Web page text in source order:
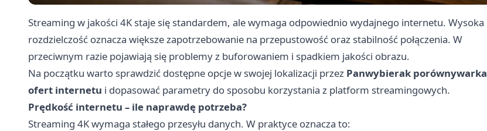
Streaming w jakości 4K staje się standardem, ale wymaga odpowiednio wydajnego internetu. Wysoka
rozdzielczość oznacza większe zapotrzebowanie na przepustowość oraz stabilność połączenia. W
przeciwnym razie pojawiają się problemy z buforowaniem i spadkiem jakości obrazu.
Na początku warto sprawdzić dostępne opcje w swojej lokalizacji przez Panwybierak porównywarka
ofert internetu i dopasować parametry do sposobu korzystania z platform streamingowych.
Prędkość internetu – ile naprawdę potrzeba?
Streaming 4K wymaga stałego przesyłu danych. W praktyce oznacza to: